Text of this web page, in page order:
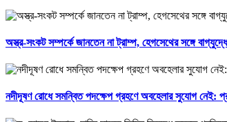
অস্ত্র-সংকট সম্পর্কে জানতেন না ট্রাম্প, হেগসেথের সঙ্গে
নদীদূষণ রোধে সমন্বিত পদক্ষেপ গ্রহণে অবহেলার সুযোগ নেই: